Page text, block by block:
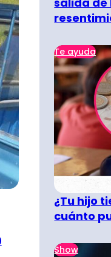
Te ayuda
¿Tu hijo
cuánto
Show